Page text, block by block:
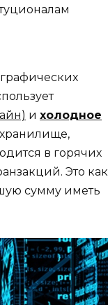
и холодное
хранилище,
в горячих
Это как
сумму иметь